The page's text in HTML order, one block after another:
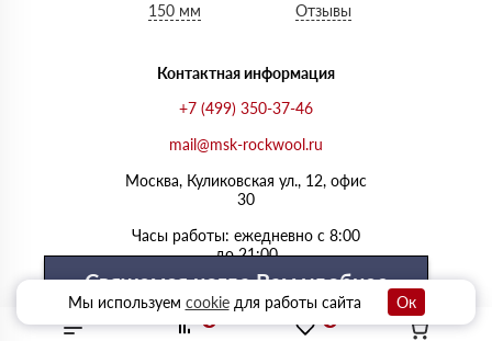
150 мм
Отзывы
Контактная информация
+7 (499) 350-37-46
mail@msk-rockwool.ru
Москва, Куликовская ул., 12, офис
30
Часы работы: ежедневно с 8:00
до 21:00
Свяжемся когда Вам удобнее
Выберите удобный день
Мы используем cookieдля работы сайта Ок